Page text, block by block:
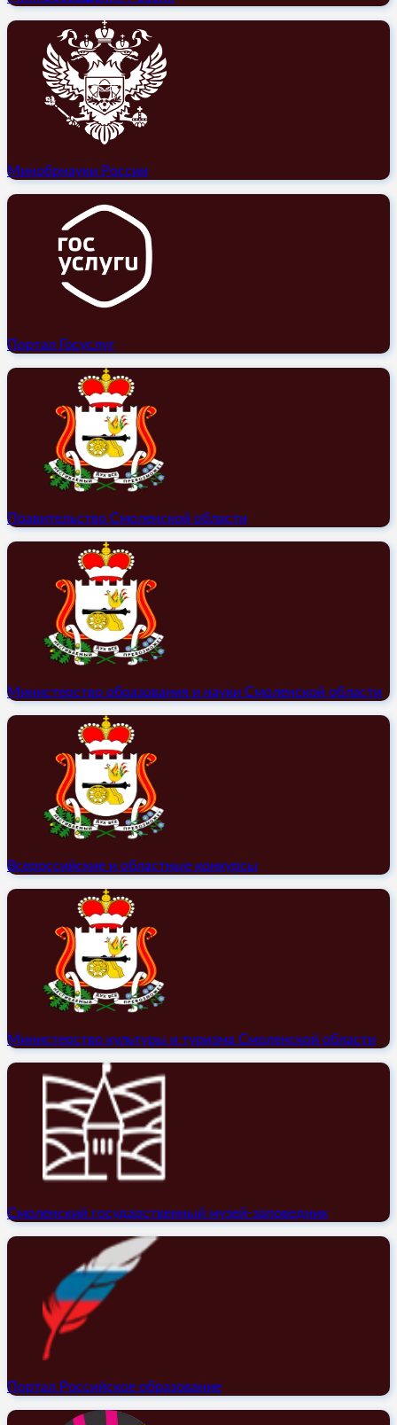
Минобрнауки России
Портал Госуслуг
Правительство Смоленской области
Министерство образования и науки Смоленской области
Всероссийские и областные конкурсы
Министерство культуры и туризма Смоленской области
Смоленский государственный музей-заповедник
Портал Российское образование